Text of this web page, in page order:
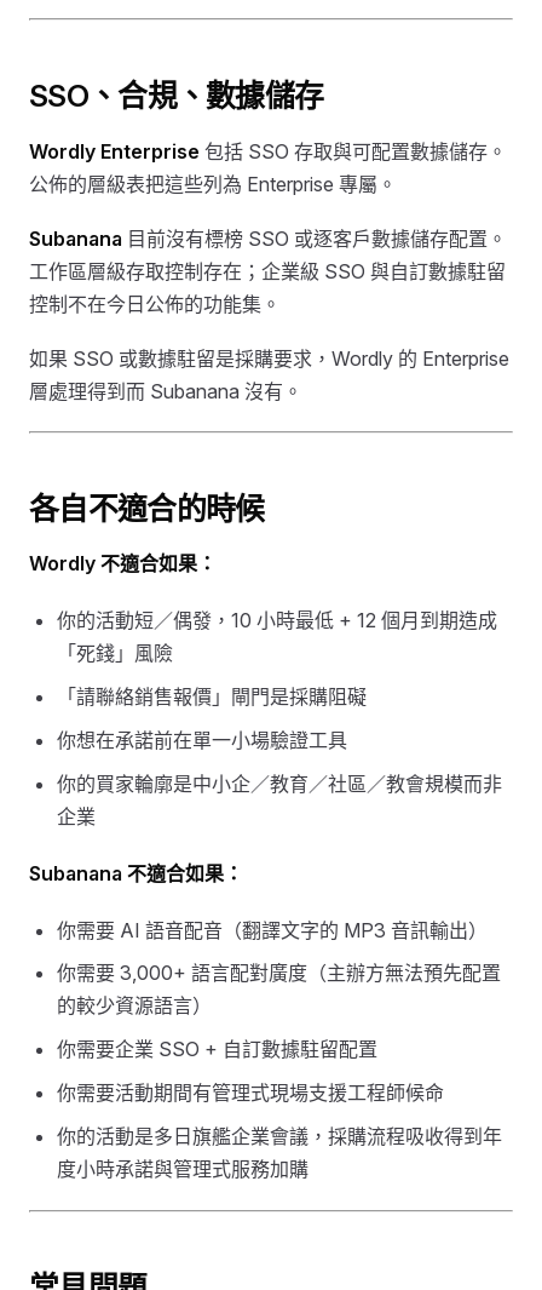
SSO、合規、數據儲存
Wordly Enterprise 包括 SSO 存取與可配置數據儲存。
公佈的層級表把這些列為 Enterprise 專屬。
Subanana 目前沒有標榜 SSO 或逐客戶數據儲存配置。
工作區層級存取控制存在；企業級 SSO 與自訂數據駐留
控制不在今日公佈的功能集。
如果 SSO 或數據駐留是採購要求，Wordly 的 Enterprise
層處理得到而 Subanana 沒有。
各自不適合的時候
Wordly 不適合如果：
你的活動短／偶發，10 小時最低 + 12 個月到期造成
「死錢」風險
「請聯絡銷售報價」閘門是採購阻礙
你想在承諾前在單一小場驗證工具
你的買家輪廓是中小企／教育／社區／教會規模而非
企業
Subanana 不適合如果：
你需要 AI 語音配音（翻譯文字的 MP3 音訊輸出）
你需要 3,000+ 語言配對廣度（主辦方無法預先配置
的較少資源語言）
你需要企業 SSO + 自訂數據駐留配置
你需要活動期間有管理式現場支援工程師候命
你的活動是多日旗艦企業會議，採購流程吸收得到年
度小時承諾與管理式服務加購